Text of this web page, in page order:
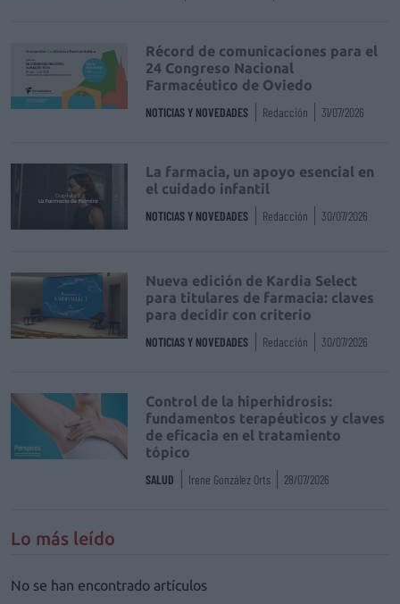
Récord de comunicaciones para el
24 Congreso Nacional
Farmacéutico de Oviedo
NOTICIAS Y NOVEDADES Redacción 31/07/2026
La farmacia, un apoyo esencial en
el cuidado infantil
NOTICIAS Y NOVEDADES Redacción 30/07/2026
Nueva edición de Kardia Select
para titulares de farmacia: claves
para decidir con criterio
NOTICIAS Y NOVEDADES Redacción 30/07/2026
Control de la hiperhidrosis:
fundamentos terapéuticos y claves
de eficacia en el tratamiento
tópico
SALUD Irene González Orts 28/07/2026
Lo más leído
No se han encontrado artículos